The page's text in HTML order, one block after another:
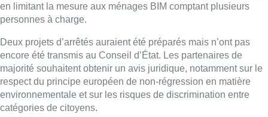
en limitant la mesure aux ménages BIM comptant plusieurs
personnes à charge.
Deux projets d’arrêtés auraient été préparés mais n’ont pas
encore été transmis au Conseil d’État. Les partenaires de
majorité souhaitent obtenir un avis juridique, notamment sur le
respect du principe européen de non-régression en matière
environnementale et sur les risques de discrimination entre
catégories de citoyens.